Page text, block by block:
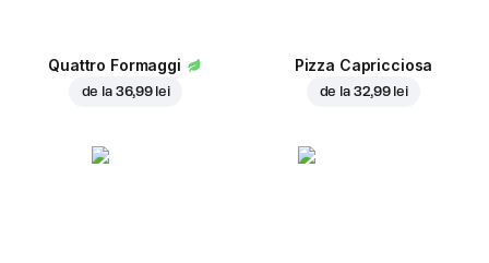
Quattro Formaggi
de la 36,99 lei
Pizza Capricciosa
de la 32,99 lei